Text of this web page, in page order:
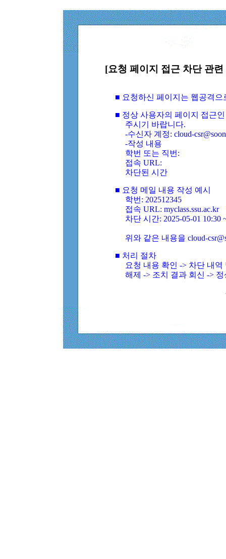
[요청 페이지 접근 차단 관
■ 요청하신 페이지는 웹공격
■ 정상 사용자의 페이지 접근
주시기 바랍니다.
-수신자 계정: cloud-
-작성 내용
학번 또는 직번:
접속 URL:
차단된 시간
■ 요청 메일 내용 작성 예시
학번: 202512345
접속 URL: myclass.ssu.ac.kr
차단 시간: 2025-05-01 10:30
위와 같은 내용을 cloud-
■ 처리 절차
요청 내용 확인 -> 차단 내
해제 -> 조치 결과 회신 ->